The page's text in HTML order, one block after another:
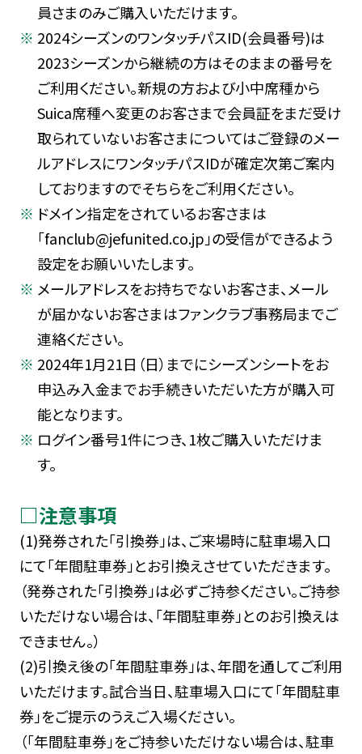
員さまのみご購入いただけます。
2024シーズンのワンタッチパスID(会員番号)は
2023シーズンから継続の方はそのままの番号を
ご利用ください。新規の方および小中席種から
Suica席種へ変更のお客さまで会員証をまだ受け
取られていないお客さまについてはご登録のメー
ルアドレスにワンタッチパスIDが確定次第ご案内
しておりますのでそちらをご利用ください。
ドメイン指定をされているお客さまは
「fanclub@jefunited.co.jp」の受信ができるよう
設定をお願いいたします。
メールアドレスをお持ちでないお客さま、メール
が届かないお客さまはファンクラブ事務局までご
連絡ください。
2024年1月21日（日）までにシーズンシートをお
申込み入金までお手続きいただいた方が購入可
能となります。
ログイン番号1件につき、1枚ご購入いただけま
す。
□注意事項
(1)発券された「引換券」は、ご来場時に駐車場入口
にて「年間駐車券」とお引換えさせていただきます。
（発券された「引換券」は必ずご持参ください。ご持参
いただけない場合は、「年間駐車券」とのお引換えは
できません。）
(2)引換え後の「年間駐車券」は、年間を通してご利用
いただけます。試合当日、駐車場入口にて「年間駐車
券」をご提示のうえご入場ください。
（「年間駐車券」をご持参いただけない場合は、駐車